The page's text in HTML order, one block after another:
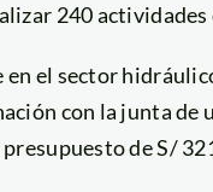
240
el sector
con la junta de
de S/